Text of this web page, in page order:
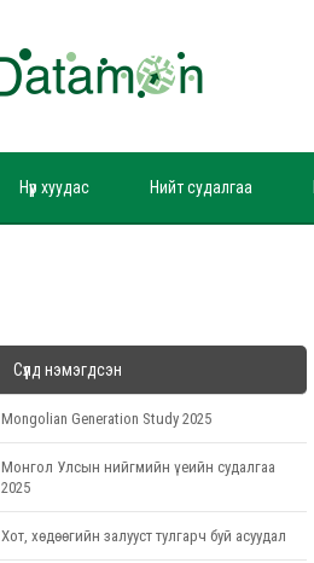
Нүүр хуудас Нийт судалгаа
Сүүлд нэмэгдсэн
Mongolian Generation Study 2025
Монгол Улсын нийгмийн үеийн судалгаа
2025
Хот, хөдөөгийн залууст тулгарч буй асуудал